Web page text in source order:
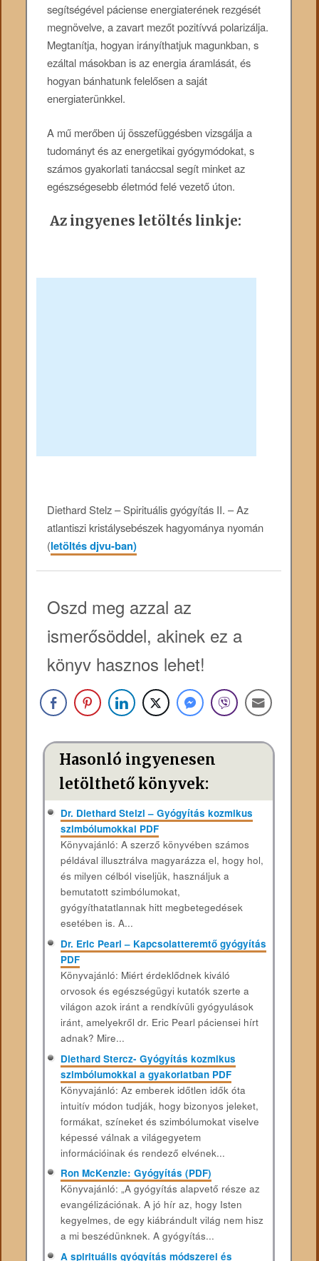
segítségével páciense energiaterének rezgését
megnövelve, a zavart mezőt pozitívvá polarizálja.
Megtanítja, hogyan irányíthatjuk magunkban, s
ezáltal másokban is az energia áramlását, és
hogyan bánhatunk felelősen a saját
energiaterünkkel.
A mű merőben új összefüggésben vizsgálja a
tudományt és az energetikai gyógymódokat, s
számos gyakorlati tanáccsal segít minket az
egészségesebb életmód felé vezető úton.
Az ingyenes letöltés linkje:
Diethard Stelz – Spirituális gyógyítás II. – Az
atlantiszi kristálysebészek hagyománya nyomán
(letöltés djvu-ban)
Oszd meg azzal az
ismerősöddel, akinek ez a
könyv hasznos lehet!
Hasonló ingyenesen
letölthető könyvek:
Dr. Diethard Stelzl – Gyógyítás kozmikus
szimbólumokkal PDF
Könyvajánló: A szerző könyvében számos
példával illusztrálva magyarázza el, hogy hol,
és milyen célból viseljük, használjuk a
bemutatott szimbólumokat,
gyógyíthatatlannak hitt megbetegedések
esetében is. A...
Dr. Eric Pearl – Kapcsolatteremtő gyógyítás
PDF
Könyvajánló: Miért érdeklődnek kiváló
orvosok és egészségügyi kutatók szerte a
világon azok iránt a rendkívüli gyógyulások
iránt, amelyekről dr. Eric Pearl páciensei hírt
adnak? Mire...
Diethard Stercz- Gyógyítás kozmikus
szimbólumokkal a gyakorlatban PDF
Könyvajánló: Az emberek időtlen idők óta
intuitív módon tudják, hogy bizonyos jeleket,
formákat, színeket és szimbólumokat viselve
képessé válnak a világegyetem
információinak és rendező elvének...
Ron McKenzie: Gyógyítás (PDF)
Könyvajánló: „A gyógyítás alapvető része az
evangélizációnak. A jó hír az, hogy Isten
kegyelmes, de egy kiábrándult világ nem hisz
a mi beszédünknek. A gyógyítás...
A spirituális gyógyítás módszerei és